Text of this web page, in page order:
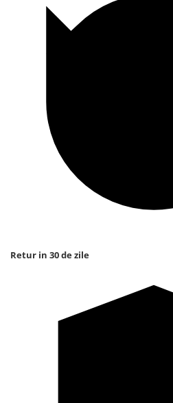
Retur in 30 de zile